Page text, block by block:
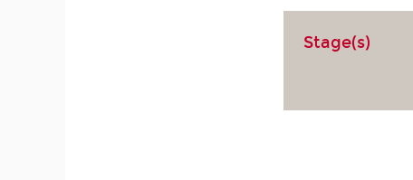
Stage(s)